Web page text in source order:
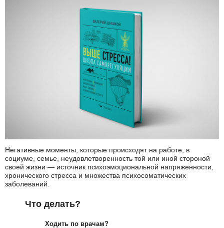
Негативные моменты, которые происходят на работе, в
социуме, семье, неудовлетворенность той или иной стороной
своей жизни — источник психоэмоциональной напряженности,
хронического стресса и множества психосоматических
заболеваний.
Что делать?
Ходить по врачам?